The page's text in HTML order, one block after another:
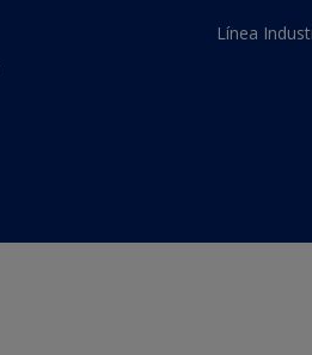
Línea